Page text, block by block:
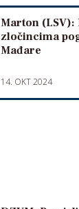
Marton
zločincima
Mađare
14. OKT 2024